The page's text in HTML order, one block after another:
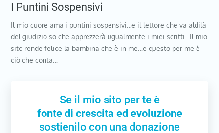
I Puntini Sospensivi
Il mio cuore ama i puntini sospensivi…e il lettore che va aldilà
del giudizio so che apprezzerà ugualmente i miei scritti…Il mio
sito rende felice la bambina che è in me…e questo per me è
ciò che conta…
Se il mio sito per te è
fonte di crescita ed evoluzione
sostienilo con una donazione